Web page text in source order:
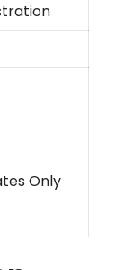
Only